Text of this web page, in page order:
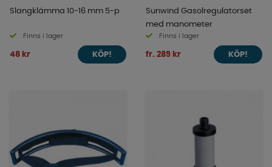
Slangklämma 10-16 mm 5-p
Finns i lager
48 kr KÖP!
Sunwind Gasolregulatorset
med manometer
Finns i lager
fr. 289 kr KÖP!